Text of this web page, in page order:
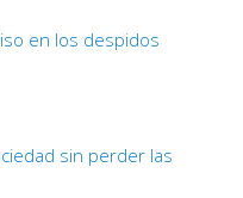
en los despidos
sin perder las